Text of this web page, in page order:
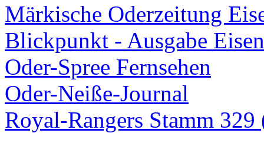
Märkische Oderzeitung
Blickpunkt - Ausgabe
Oder-Spree Fernsehen
Oder-Neiße-Journal
Royal-Rangers Stamm